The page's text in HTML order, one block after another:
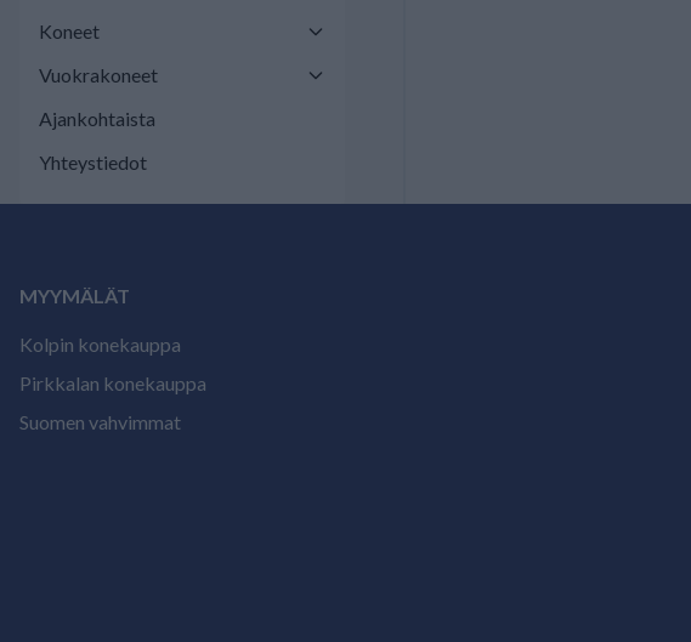
Koneet
Vuokrakoneet
Ajankohtaista
Yhteystiedot
MYYMÄLÄT
Kolpin konekauppa
Pirkkalan konekauppa
Suomen vahvimmat